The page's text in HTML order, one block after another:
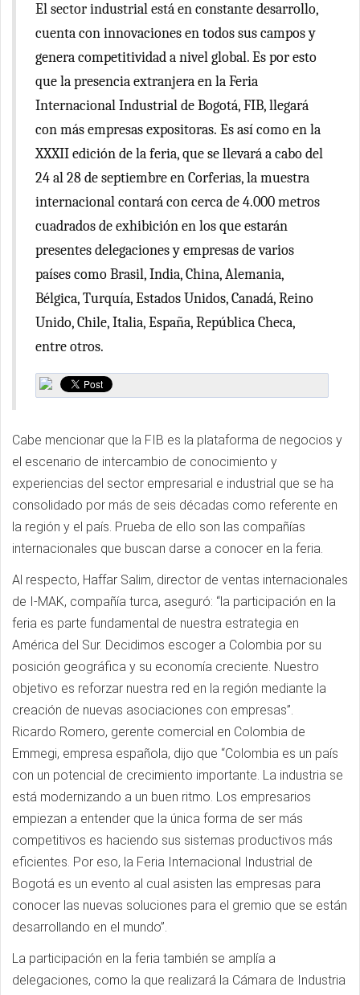
El sector industrial está en constante desarrollo,
cuenta con innovaciones en todos sus campos y
genera competitividad a nivel global. Es por esto
que la presencia extranjera en la Feria
Internacional Industrial de Bogotá, FIB, llegará
con más empresas expositoras. Es así como en la
XXXII edición de la feria, que se llevará a cabo del
24 al 28 de septiembre en Corferias, la muestra
internacional contará con cerca de 4.000 metros
cuadrados de exhibición en los que estarán
presentes delegaciones y empresas de varios
países como Brasil, India, China, Alemania,
Bélgica, Turquía, Estados Unidos, Canadá, Reino
Unido, Chile, Italia, España, República Checa,
entre otros.
Cabe mencionar que la FIB es la plataforma de negocios y
el escenario de intercambio de conocimiento y
experiencias del sector empresarial e industrial que se ha
consolidado por más de seis décadas como referente en
la región y el país. Prueba de ello son las compañías
internacionales que buscan darse a conocer en la feria.
Al respecto, Haffar Salim, director de ventas internacionales
de I-MAK, compañía turca, aseguró: “la participación en la
feria es parte fundamental de nuestra estrategia en
América del Sur. Decidimos escoger a Colombia por su
posición geográfica y su economía creciente. Nuestro
objetivo es reforzar nuestra red en la región mediante la
creación de nuevas asociaciones con empresas”.
Ricardo Romero, gerente comercial en Colombia de
Emmegi, empresa española, dijo que “Colombia es un país
con un potencial de crecimiento importante. La industria se
está modernizando a un buen ritmo. Los empresarios
empiezan a entender que la única forma de ser más
competitivos es haciendo sus sistemas productivos más
eficientes. Por eso, la Feria Internacional Industrial de
Bogotá es un evento al cual asisten las empresas para
conocer las nuevas soluciones para el gremio que se están
desarrollando en el mundo”.
La participación en la feria también se amplía a
delegaciones, como la que realizará la Cámara de Industria